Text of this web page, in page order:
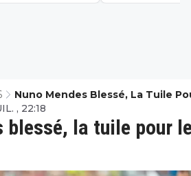
Nuno Mendes Blessé, La Tuile
Portugal
blessé, la tuile pour
, 22:18